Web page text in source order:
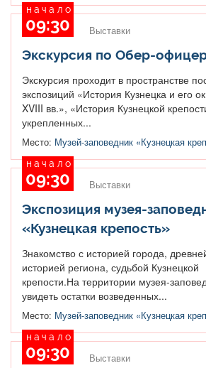
начало
09:30 Выставки
Экскурсия по Обер-
Экскурсия проходит в пространстве
экспозиций «История Кузнецка и его
XVIII вв.», «История Кузнецкой
укрепленных...
Место: Музей-заповедник «Кузнецкая
начало
09:30 Выставки
Экспозиция музея-
«Кузнецкая крепость»
Знакомство с историей города,
историей региона, судьбой Кузнецкой
крепости.На территории музея-
увидеть остатки возведенных...
Место: Музей-заповедник «Кузнецкая
начало
09:30 Выставки